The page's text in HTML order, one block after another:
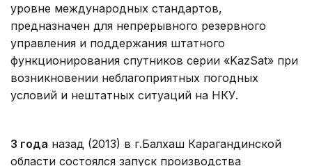
уровне международных стандартов,
предназначен для непрерывного резервного
управления и поддержания штатного
функционирования спутников серии «KazSat» при
возникновении неблагоприятных погодных
условий и нештатных ситуаций на НКУ.
3 года назад (2013) в г.Балхаш Карагандинской
области состоялся запуск производства